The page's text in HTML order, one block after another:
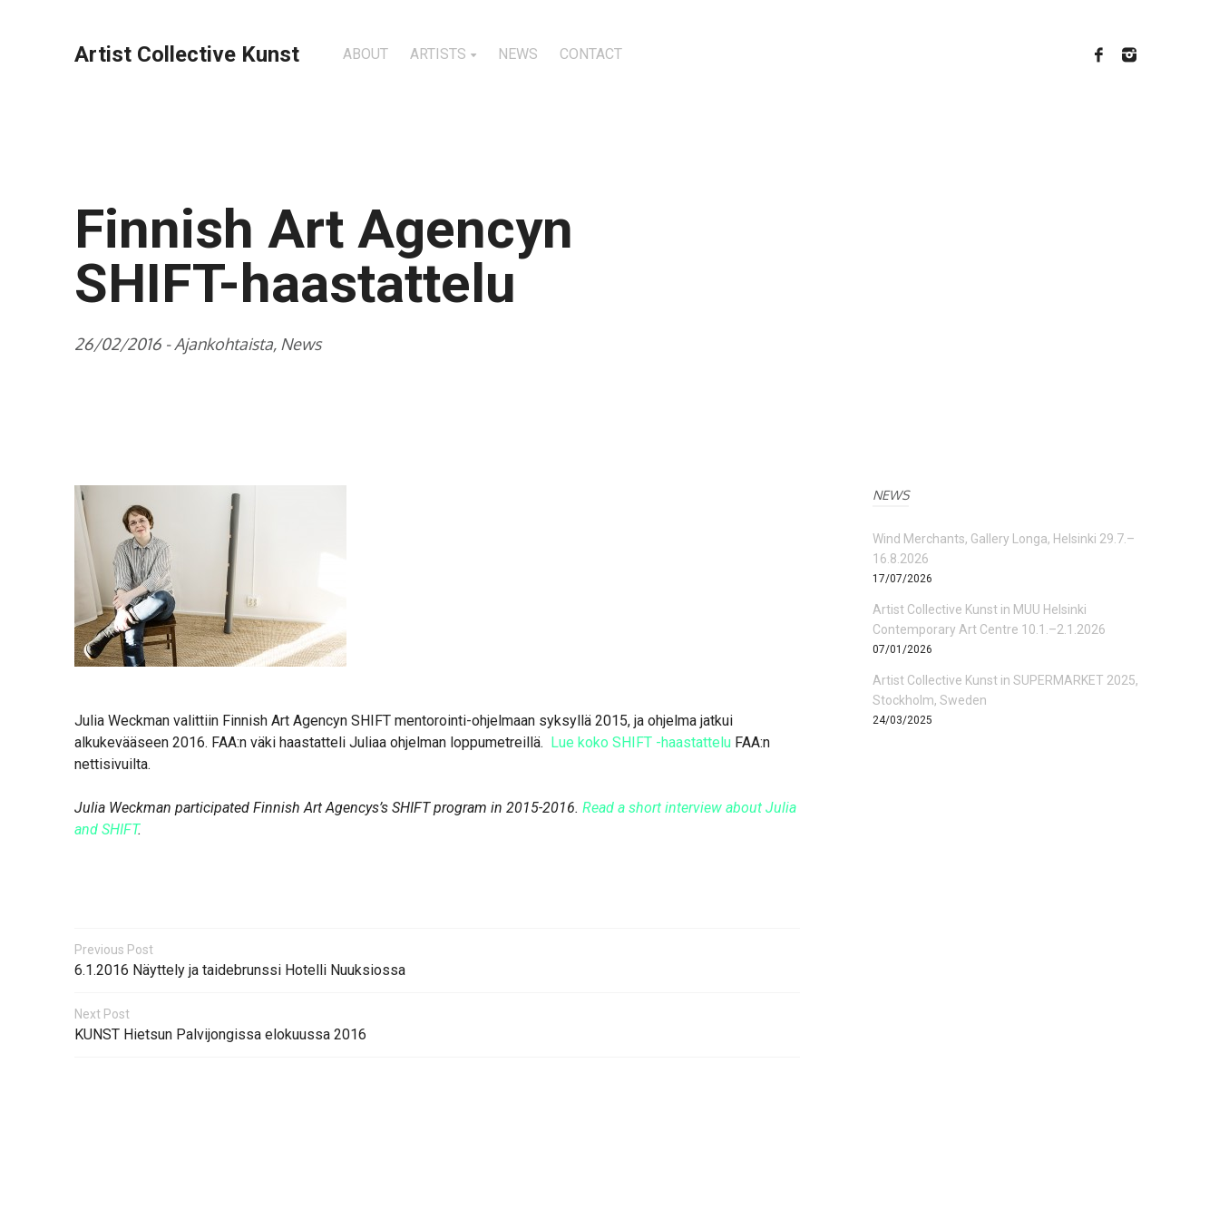
Artist Collective Kunst ABOUT ARTISTS NEWS CONTACT
Finnish Art Agencyn
SHIFT-haastattelu
26/02/2016 -Ajankohtaista, News
Julia Weckman valittiin Finnish Art Agencyn SHIFT mentorointi-ohjelmaan syksyllä 2015, ja ohjelma jatkui
alkukevääseen 2016. FAA:n väki haastatteli Juliaa ohjelman loppumetreillä. Lue koko SHIFT -haastattelu FAA:n
nettisivuilta.
Julia Weckman participated Finnish Art Agencys’s SHIFT program in 2015-2016. Read a short interview about Julia
and SHIFT.
Previous Post
6.1.2016 Näyttely ja taidebrunssi Hotelli Nuuksiossa
Next Post
KUNST Hietsun Palvijongissa elokuussa 2016
NEWS
Wind Merchants, Gallery Longa, Helsinki 29.7.–
16.8.2026
17/07/2026
Artist Collective Kunst in MUU Helsinki
Contemporary Art Centre 10.1.–2.1.2026
07/01/2026
Artist Collective Kunst in SUPERMARKET 2025,
Stockholm, Sweden
24/03/2025